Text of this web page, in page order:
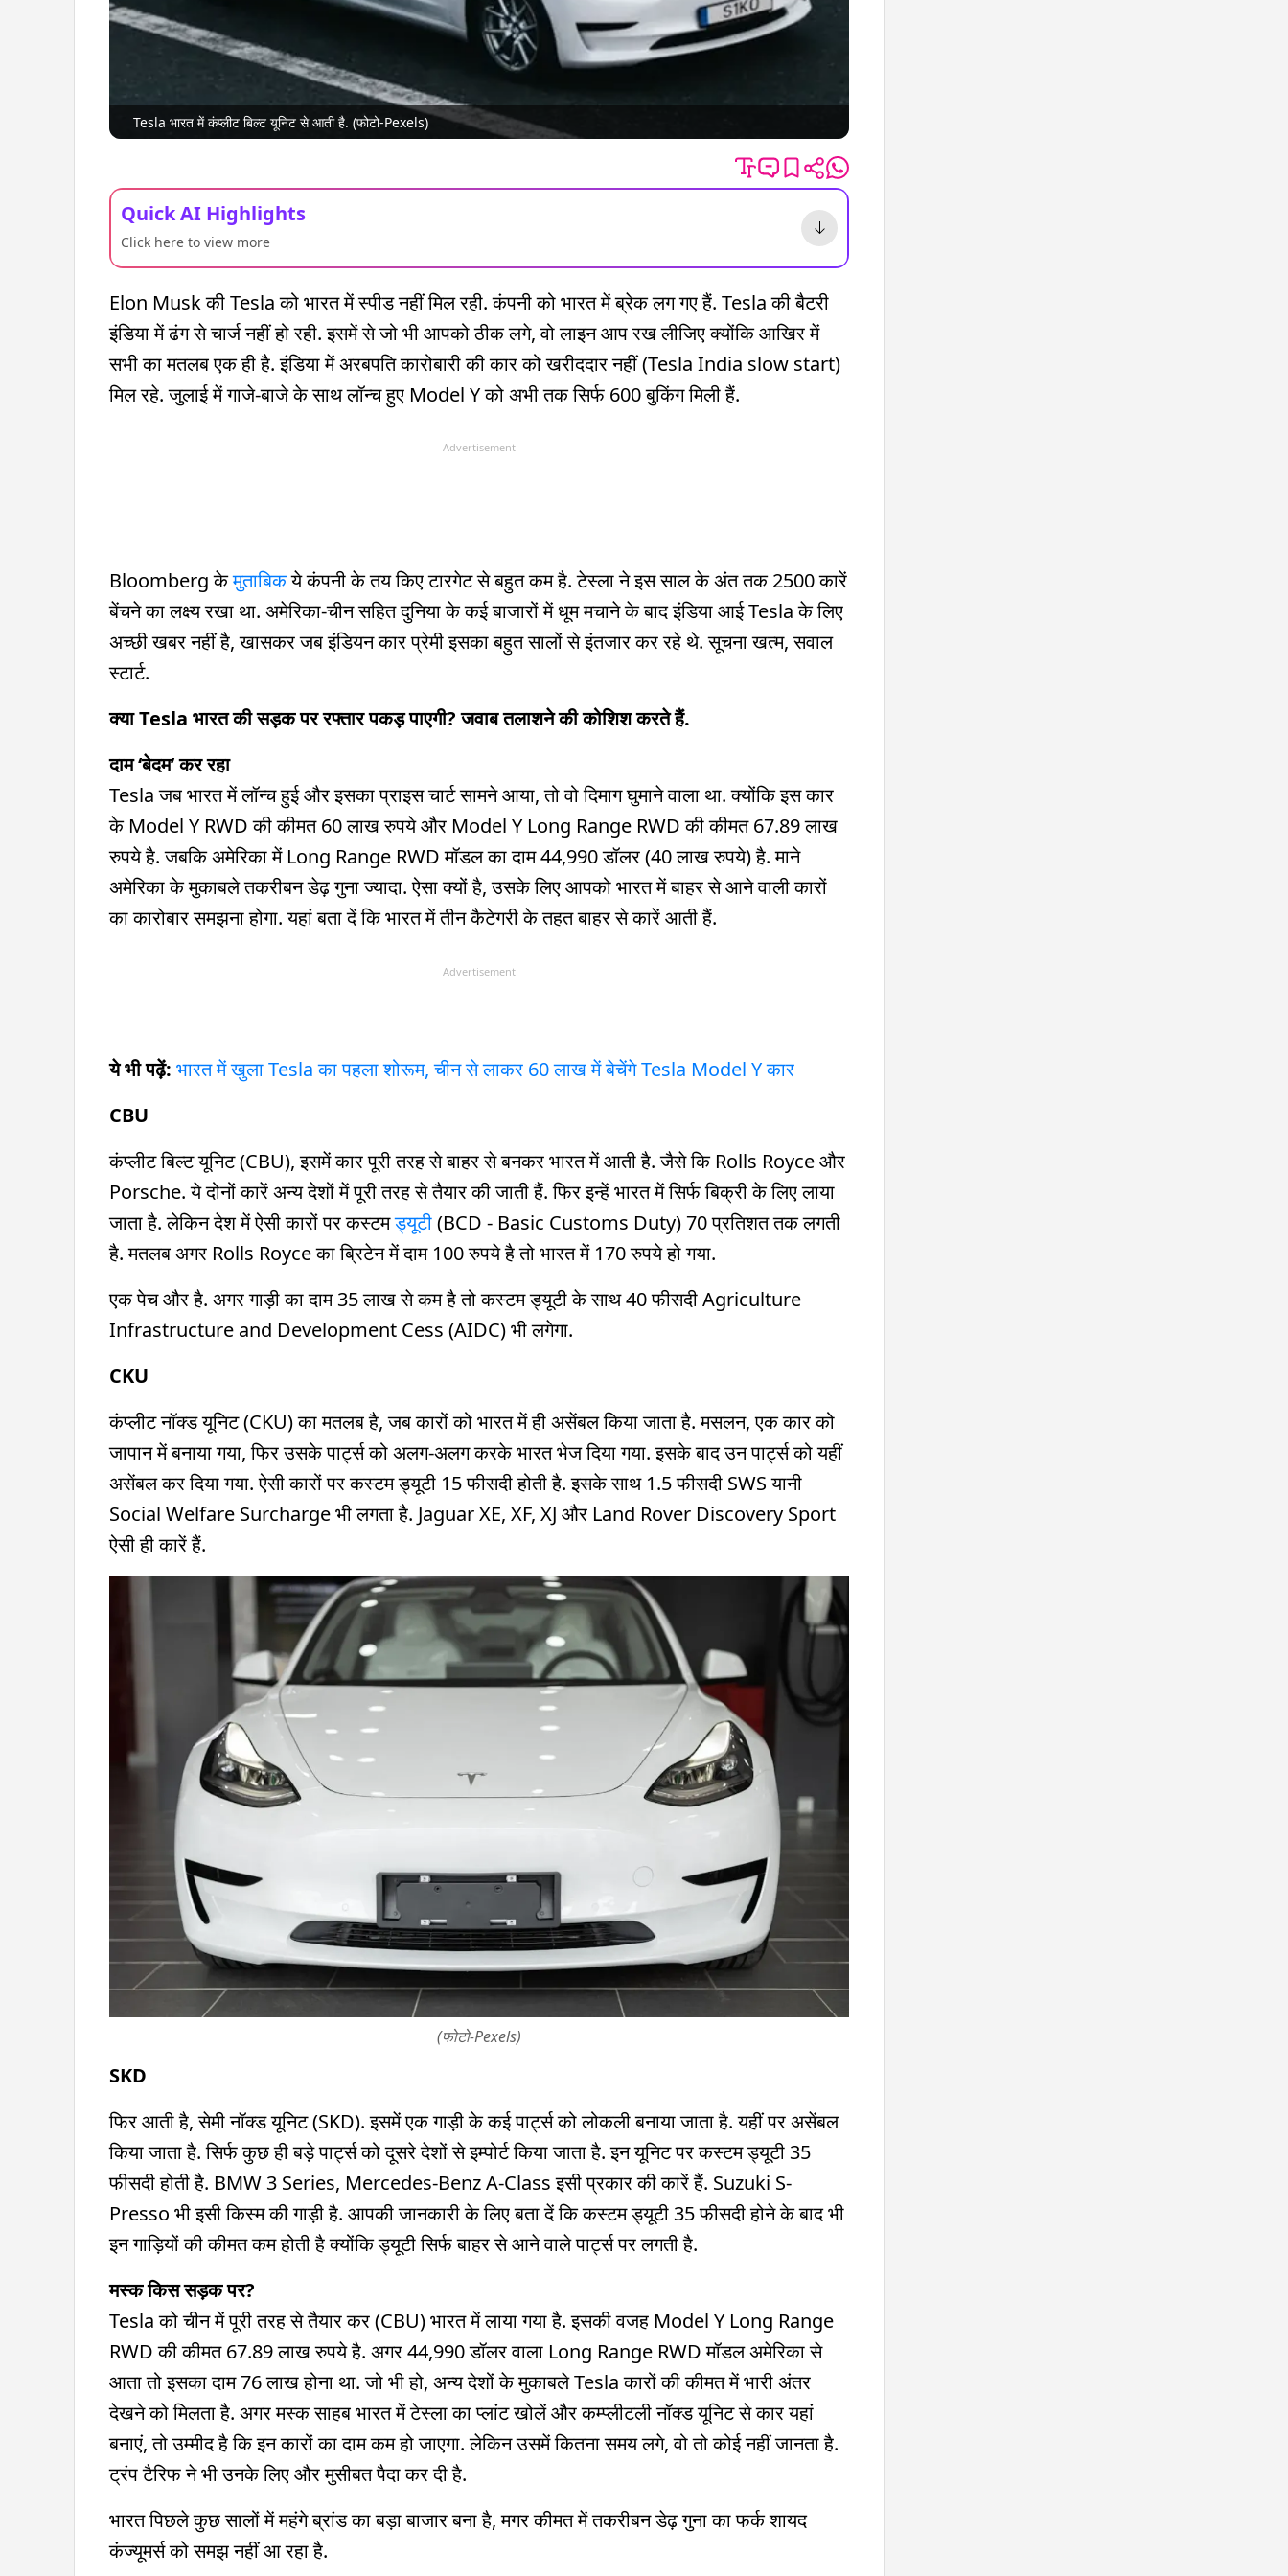
Tesla भारत में कंप्लीट बिल्ट यूनिट से आती है. (फोटो-Pexels)
Quick AI Highlights
Click here to view more
Elon Musk की Tesla को भारत में स्पीड नहीं मिल रही. कंपनी को भारत में ब्रेक लग गए हैं. Tesla की बैटरी
इंडिया में ढंग से चार्ज नहीं हो रही. इसमें से जो भी आपको ठीक लगे, वो लाइन आप रख लीजिए क्योंकि आखिर में
सभी का मतलब एक ही है. इंडिया में अरबपति कारोबारी की कार को खरीददार नहीं (Tesla India slow start)
मिल रहे. जुलाई में गाजे-बाजे के साथ लॉन्च हुए Model Y को अभी तक सिर्फ 600 बुकिंग मिली हैं.
Advertisement
Bloomberg केमुताबिकये कंपनी के तय किए टारगेट से बहुत कम है. टेस्ला ने इस साल के अंत तक 2500 कारें
बेंचने का लक्ष्य रखा था. अमेरिका-चीन सहित दुनिया के कई बाजारों में धूम मचाने के बाद इंडिया आई Tesla के लिए
अच्छी खबर नहीं है, खासकर जब इंडियन कार प्रेमी इसका बहुत सालों से इंतजार कर रहे थे. सूचना खत्म, सवाल
स्टार्ट.
क्या Tesla भारत की सड़क पर रफ्तार पकड़ पाएगी? जवाब तलाशने की कोशिश करते हैं.
दाम ‘बेदम’ कर रहा
Tesla जब भारत में लॉन्च हुई और इसका प्राइस चार्ट सामने आया, तो वो दिमाग घुमाने वाला था. क्योंकि इस कार
के Model Y RWD की कीमत 60 लाख रुपये और Model Y Long Range RWD की कीमत 67.89 लाख
रुपये है. जबकि अमेरिका में Long Range RWD मॉडल का दाम 44,990 डॉलर (40 लाख रुपये) है. माने
अमेरिका के मुकाबले तकरीबन डेढ़ गुना ज्यादा. ऐसा क्यों है, उसके लिए आपको भारत में बाहर से आने वाली कारों
का कारोबार समझना होगा. यहां बता दें कि भारत में तीन कैटेगरी के तहत बाहर से कारें आती हैं.
Advertisement
ये भी पढ़ें: भारत में खुला Tesla का पहला शोरूम, चीन से लाकर 60 लाख में बेचेंगे Tesla Model Y कार
CBU
कंप्लीट बिल्ट यूनिट (CBU), इसमें कार पूरी तरह से बाहर से बनकर भारत में आती है. जैसे कि Rolls Royce और
Porsche. ये दोनों कारें अन्य देशों में पूरी तरह से तैयार की जाती हैं. फिर इन्हें भारत में सिर्फ बिक्री के लिए लाया
जाता है. लेकिन देश में ऐसी कारों पर कस्टमड्यूटी(BCD - Basic Customs Duty) 70 प्रतिशत तक लगती
है. मतलब अगर Rolls Royce का ब्रिटेन में दाम 100 रुपये है तो भारत में 170 रुपये हो गया.
एक पेच और है. अगर गाड़ी का दाम 35 लाख से कम है तो कस्टम ड्यूटी के साथ 40 फीसदी Agriculture
Infrastructure and Development Cess (AIDC) भी लगेगा.
CKU
कंप्लीट नॉक्ड यूनिट (CKU) का मतलब है, जब कारों को भारत में ही असेंबल किया जाता है. मसलन, एक कार को
जापान में बनाया गया, फिर उसके पार्ट्स को अलग-अलग करके भारत भेज दिया गया. इसके बाद उन पार्ट्स को यहीं
असेंबल कर दिया गया. ऐसी कारों पर कस्टम ड्यूटी 15 फीसदी होती है. इसके साथ 1.5 फीसदी SWS यानी
Social Welfare Surcharge भी लगता है. Jaguar XE, XF, XJ और Land Rover Discovery Sport
ऐसी ही कारें हैं.
(फोटो-Pexels)
SKD
फिर आती है, सेमी नॉक्ड यूनिट (SKD). इसमें एक गाड़ी के कई पार्ट्स को लोकली बनाया जाता है. यहीं पर असेंबल
किया जाता है. सिर्फ कुछ ही बड़े पार्ट्स को दूसरे देशों से इम्पोर्ट किया जाता है. इन यूनिट पर कस्टम ड्यूटी 35
फीसदी होती है. BMW 3 Series, Mercedes-Benz A-Class इसी प्रकार की कारें हैं. Suzuki S-
Presso भी इसी किस्म की गाड़ी है. आपकी जानकारी के लिए बता दें कि कस्टम ड्यूटी 35 फीसदी होने के बाद भी
इन गाड़ियों की कीमत कम होती है क्योंकि ड्यूटी सिर्फ बाहर से आने वाले पार्ट्स पर लगती है.
मस्क किस सड़क पर?
Tesla को चीन में पूरी तरह से तैयार कर (CBU) भारत में लाया गया है. इसकी वजह Model Y Long Range
RWD की कीमत 67.89 लाख रुपये है. अगर 44,990 डॉलर वाला Long Range RWD मॉडल अमेरिका से
आता तो इसका दाम 76 लाख होना था. जो भी हो, अन्य देशों के मुकाबले Tesla कारों की कीमत में भारी अंतर
देखने को मिलता है. अगर मस्क साहब भारत में टेस्ला का प्लांट खोलें और कम्प्लीटली नॉक्ड यूनिट से कार यहां
बनाएं, तो उम्मीद है कि इन कारों का दाम कम हो जाएगा. लेकिन उसमें कितना समय लगे, वो तो कोई नहीं जानता है.
ट्रंप टैरिफ ने भी उनके लिए और मुसीबत पैदा कर दी है.
भारत पिछले कुछ सालों में महंगे ब्रांड का बड़ा बाजार बना है, मगर कीमत में तकरीबन डेढ़ गुना का फर्क शायद
कंज्यूमर्स को समझ नहीं आ रहा है.